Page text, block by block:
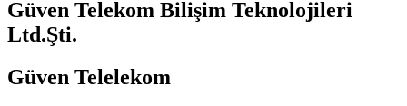
Güven Telekom Bilişim Teknolojileri
Ltd.Şti.
Güven Telelekom